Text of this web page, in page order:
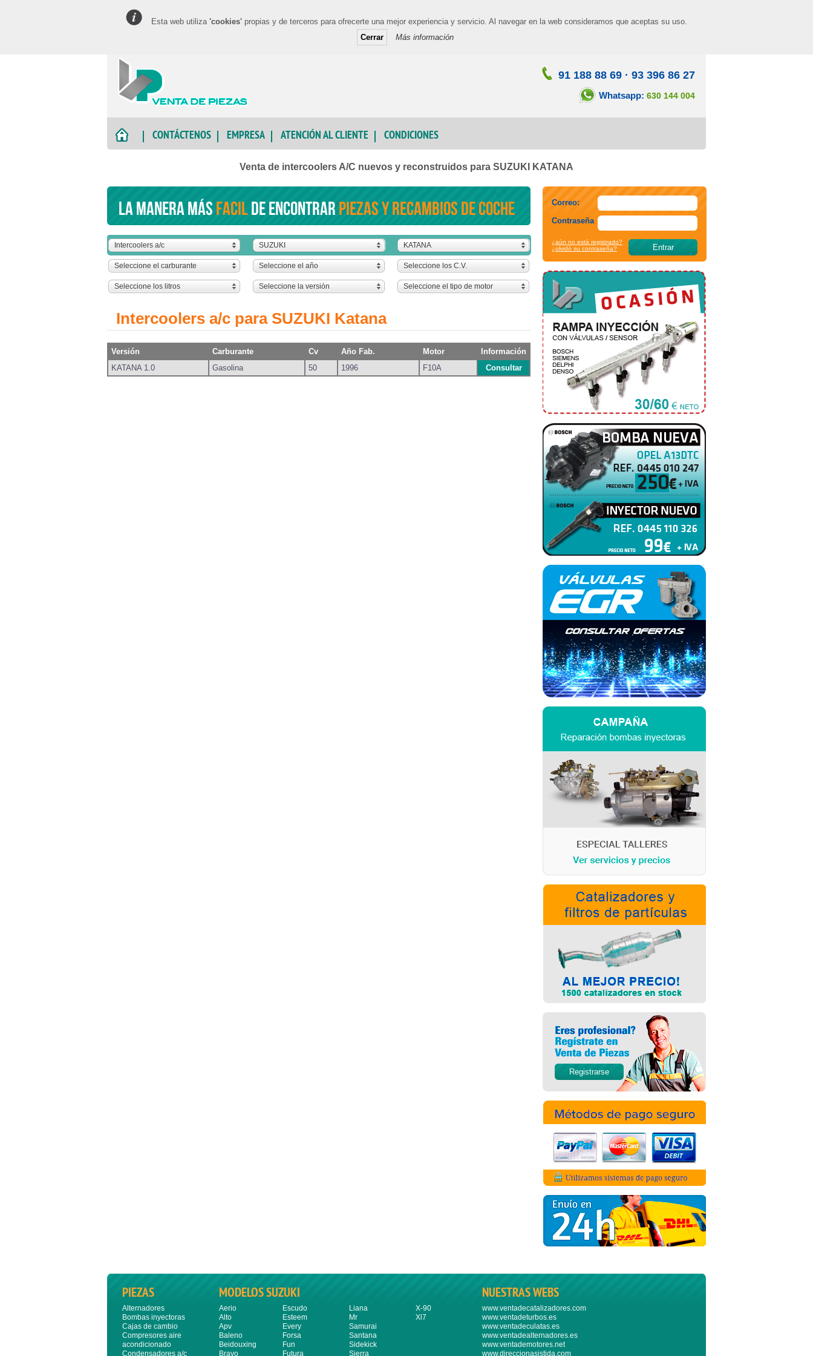
Esta web utiliza 'cookies' propias y de terceros para ofrecerte una mejor experiencia y servicio. Al navegar en la web consideramos que aceptas su uso.
Cerrar
Más información
91 188 88 69 · 93 396 86 27
Whatsapp: 630 144 004
CONTÁCTENOS EMPRESA ATENCIÓN AL CLIENTE CONDICIONES
Venta de intercoolers A/C nuevos y reconstruidos para SUZUKI KATANA
La manera másfacilde encontrarpiezas y recambios de coche
Intercoolers a/c SUZUKI KATANA
Seleccione el carburante Seleccione el año Seleccione los C.V.
Seleccione los litros Seleccione la versión Seleccione el tipo de motor
Intercoolers a/c para SUZUKI Katana
Versión Carburante Cv Año Fab. Motor
Información
KATANA 1.0
Gasolina 50 1996 F10A Consultar
Correo:
Contraseña
¿aún no está registrado?
¿olvidó su contraseña?
Registrarse
PIEZAS
Alternadores
Bombas inyectoras
Cajas de cambio
Compresores aire
acondicionado
Condensadores a/c
MODELOS SUZUKI
Aerio
Alto
Apv
Baleno
Beidouxing
Bravo
Escudo
Esteem
Every
Forsa
Fun
Futura
Liana
Mr
Samurai
Santana
Sidekick
Sierra
X-90
Xl7
NUESTRAS WEBS
www.ventadecatalizadores.com
www.ventadeturbos.es
www.ventadeculatas.es
www.ventadealternadores.es
www.ventademotores.net
www.direccionasistida.com